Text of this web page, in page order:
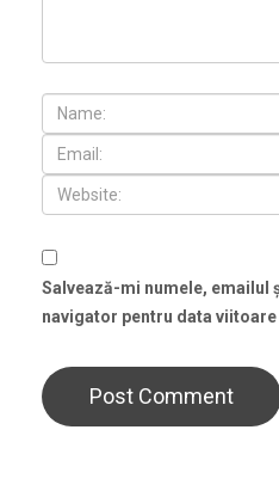
Salvează-mi numele, emailul
navigator pentru data